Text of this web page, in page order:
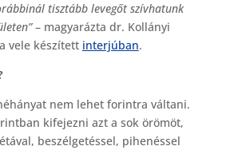
tisztább levegőt szívhatunk
– magyarázta dr. Kollányi
vele készített interjúban.
nem lehet forintra váltani.
kifejezni azt a sok örömöt,
beszélgetéssel, pihenéssel